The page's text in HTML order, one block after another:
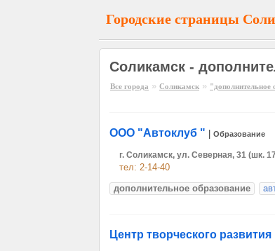
Городские страницы
Соликамск -
Все города » Соликамск » "дополнительное
ООО "Автоклуб " Образование
г. Соликамск, ул. Северная, 31 (шк.
тел: 2-14-40
дополнительное образование
Центр творческого